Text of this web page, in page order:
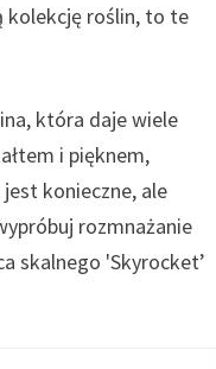
kolekcję roślin, to te
która daje wiele
i pięknem,
konieczne, ale
rozmnażanie
skalnego 'Skyrocket’